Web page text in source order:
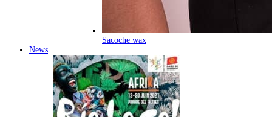
Sacoche wax
News